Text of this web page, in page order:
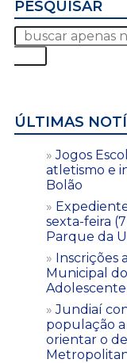
PESQUISAR
ÚLTIMAS
Jogos
atletismo e
Bolão
sexta-feira
Parque da
Inscrições
Municipal
Jundiaí
população
orientar o